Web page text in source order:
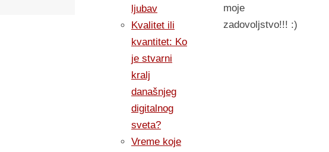
ljubav
Kvalitet ili
kvantitet: Ko
je stvarni
kralj
današnjeg
digitalnog
sveta?
Vreme koje
moje
zadovoljstvo!!! :)